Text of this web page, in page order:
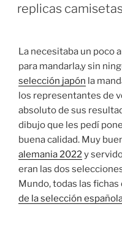
replicas
La necesitaba un poco
para mandarla,y sin
selección japón la
los representantes de
absoluto de sus
dibujo que les pedí
buena calidad. Muy
alemania 2022y
eran las dos
Mundo, todas las
de la selección